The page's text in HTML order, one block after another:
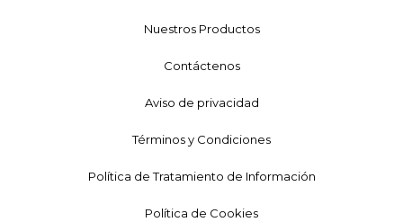
Nuestros Productos
Contáctenos
Aviso de privacidad
Términos y Condiciones
Política de Tratamiento de Información
Política de Cookies